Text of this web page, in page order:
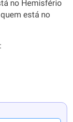
no Hemisfério
está no
: